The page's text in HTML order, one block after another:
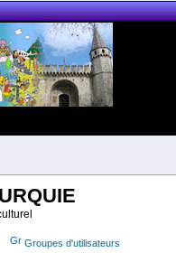
Groupes d'utilisateurs